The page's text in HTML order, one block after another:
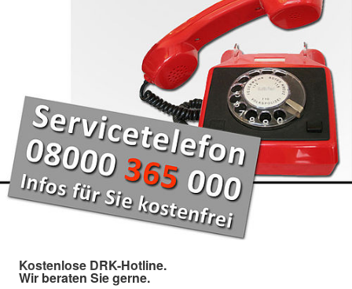
Kostenlose DRK-Hotline.
Wir beraten Sie gerne.